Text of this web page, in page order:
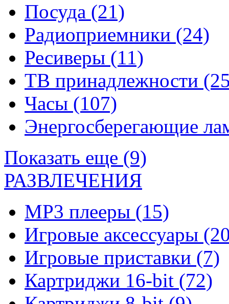
Посуда (21)
Радиоприемники (24)
Ресиверы (11)
ТВ принадлежности
Часы (107)
Энергосберегающие
Показать еще (9)
РАЗВЛЕЧЕНИЯ
MP3 плееры (15)
Игровые аксессуары
Игровые приставки (7)
Картриджи 16-bit (72)